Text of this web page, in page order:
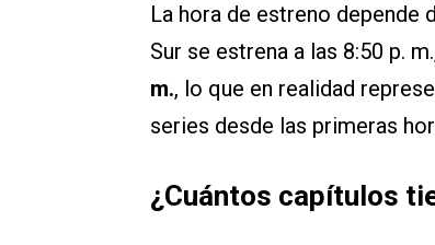
La hora de estreno depende
Sur se estrena a las 8:50 p.
m., lo que en realidad
series desde las primeras
¿Cuántos capítulos